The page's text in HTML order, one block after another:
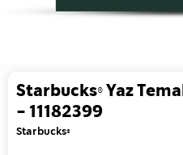
Starbucks® Yaz
- 11182399
Starbucks®